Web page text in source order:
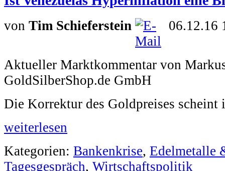
von Tim Schieferstein 06.12.16
Aktueller Marktkommentar von
GoldSilberShop.de GmbH
Die Korrektur des Goldpreises scheint
weiterlesen
Kategorien: Bankenkrise, Edelmetalle
Tagesgespräch, Wirtschaftspolitik